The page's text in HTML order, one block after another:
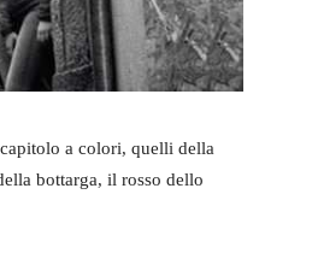
a colori, quelli della
bottarga, il rosso dello